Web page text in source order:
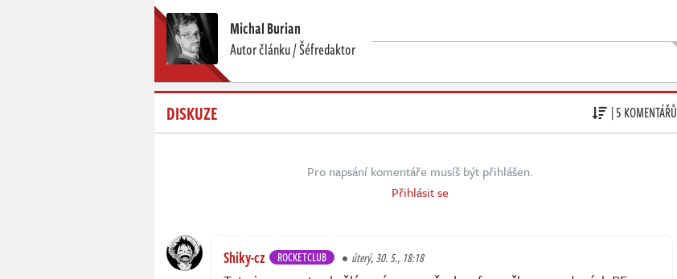
Michal Burian
Autor článku / Šéfredaktor
DISKUZE | 5 KOMENTÁŘŮ
Pro napsání komentáře musíš být přihlášen.
Přihlásit se
Shiky-cz ROCKETCLUB úterý, 30. 5., 18:18